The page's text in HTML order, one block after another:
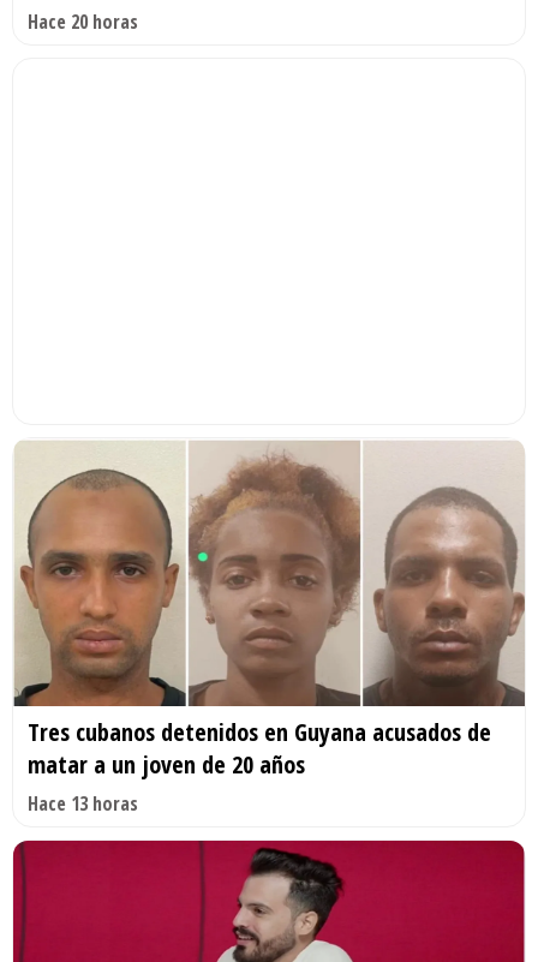
Hace 20 horas
Tres cubanos detenidos en Guyana acusados de
matar a un joven de 20 años
Hace 13 horas